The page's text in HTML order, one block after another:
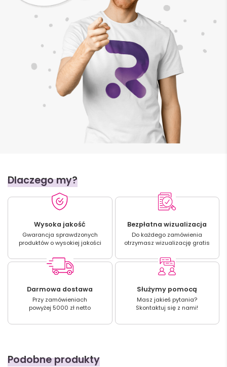
Dlaczego my?
Wysoka jakość
Gwarancja sprawdzonych
produktów o wysokiej jakości
Bezpłatna wizualizacja
Do każdego zamówienia
otrzymasz wizualizację gratis
Darmowa dostawa
Przy zamówieniach
powyżej 5000 zł netto
Służymy pomocą
Masz jakieś pytania?
Skontaktuj się z nami!
Podobne produkty